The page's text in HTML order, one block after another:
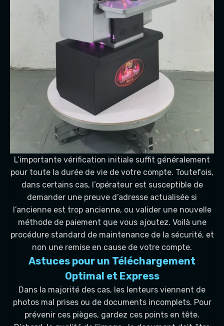
L’importante vérification initiale suffit généralement
pour toute la durée de vie de votre compte. Toutefois,
dans certains cas, l’opérateur est susceptible de
demander une preuve d’adresse actualisée si
l’ancienne est trop ancienne, ou valider une nouvelle
méthode de paiement que vous ajoutez. Voilà une
procédure standard de maintenance de la sécurité, et
non une remise en cause de votre compte.
Astuces pour un Téléchargement
Optimal et Express
Dans la majorité des cas, les lenteurs viennent de
photos mal prises ou de documents incomplets. Pour
prévenir ces pièges, gardez ces points en tête.